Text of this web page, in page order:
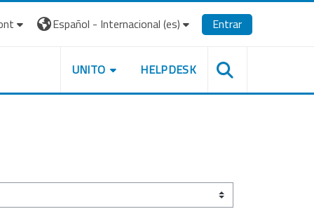
Español - Internacional ‎(es)‎ Entrar
UNITO HELPDESK